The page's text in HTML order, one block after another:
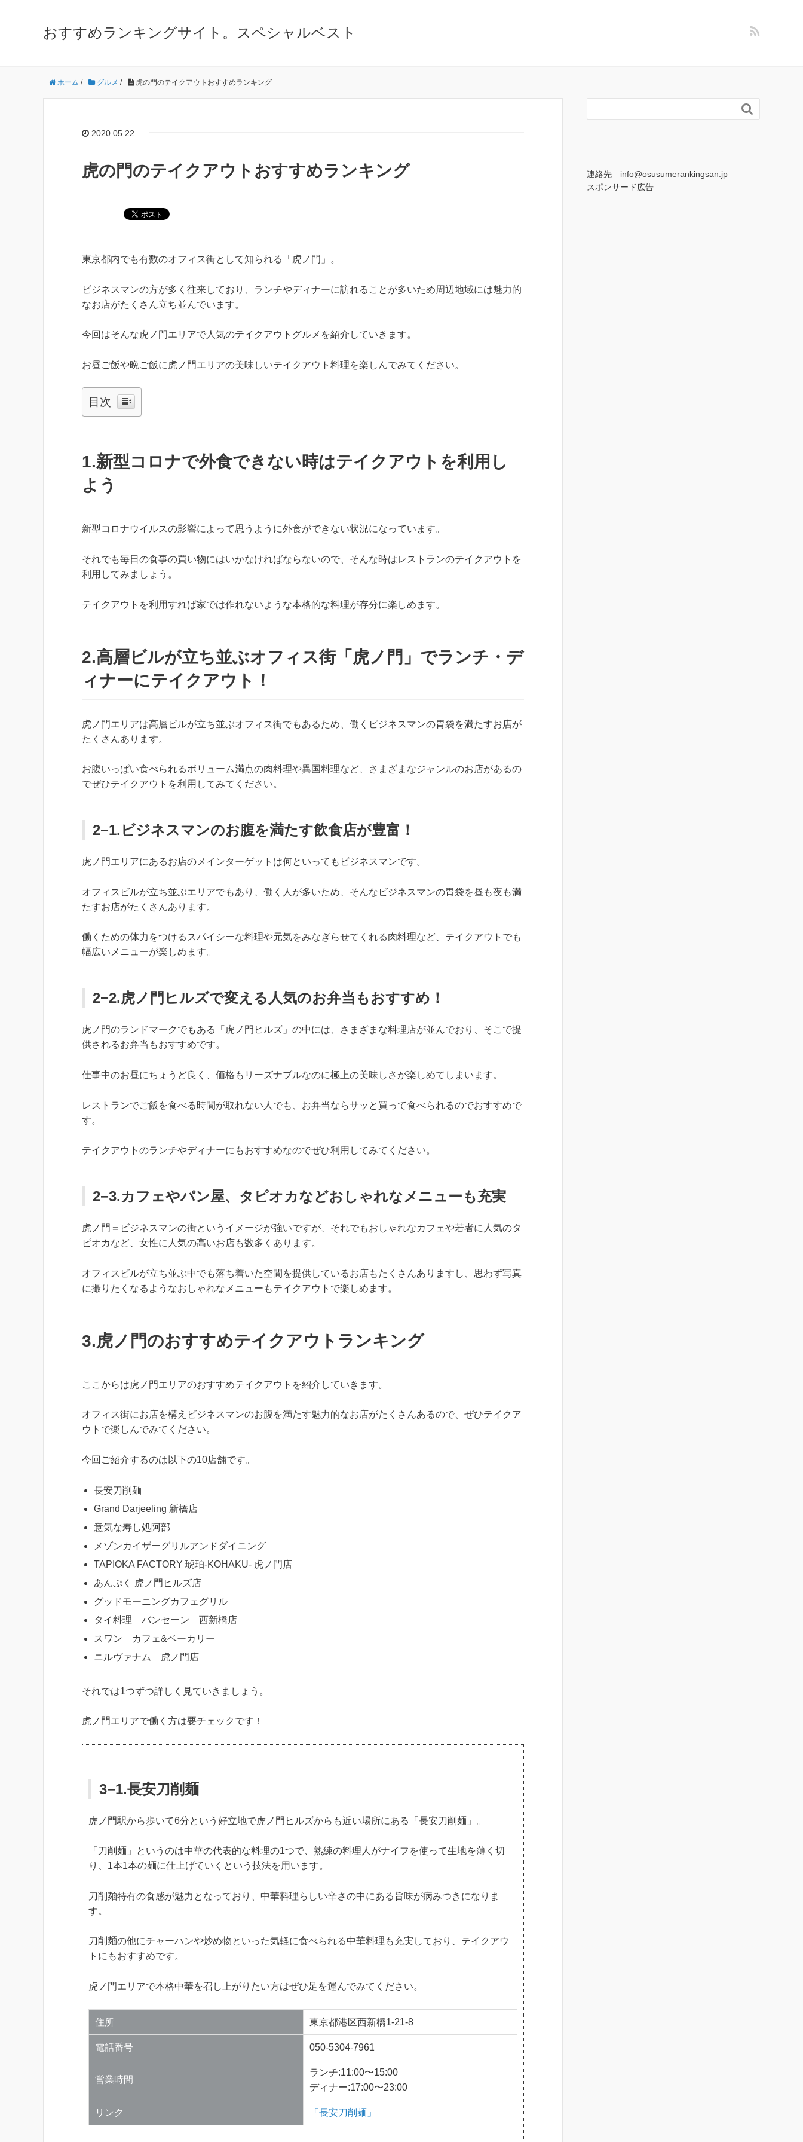
おすすめランキングサイト。スペシャルベスト
ホーム / グルメ / 虎の門のテイクアウトおすすめランキング
2020.05.22
虎の門のテイクアウトおすすめランキング
東京都内でも有数のオフィス街として知られる「虎ノ門」。
ビジネスマンの方が多く往来しており、ランチやディナーに訪れることが多いため周辺地域には魅力的
なお店がたくさん立ち並んでいます。
今回はそんな虎ノ門エリアで人気のテイクアウトグルメを紹介していきます。
お昼ご飯や晩ご飯に虎ノ門エリアの美味しいテイクアウト料理を楽しんでみてください。
目次
1.新型コロナで外食できない時はテイクアウトを利用し
よう
新型コロナウイルスの影響によって思うように外食ができない状況になっています。
それでも毎日の食事の買い物にはいかなければならないので、そんな時はレストランのテイクアウトを
利用してみましょう。
テイクアウトを利用すれば家では作れないような本格的な料理が存分に楽しめます。
2.高層ビルが立ち並ぶオフィス街「虎ノ門」でランチ・デ
ィナーにテイクアウト！
虎ノ門エリアは高層ビルが立ち並ぶオフィス街でもあるため、働くビジネスマンの胃袋を満たすお店が
たくさんあります。
お腹いっぱい食べられるボリューム満点の肉料理や異国料理など、さまざまなジャンルのお店があるの
でぜひテイクアウトを利用してみてください。
2−1.ビジネスマンのお腹を満たす飲食店が豊富！
虎ノ門エリアにあるお店のメインターゲットは何といってもビジネスマンです。
オフィスビルが立ち並ぶエリアでもあり、働く人が多いため、そんなビジネスマンの胃袋を昼も夜も満
たすお店がたくさんあります。
働くための体力をつけるスパイシーな料理や元気をみなぎらせてくれる肉料理など、テイクアウトでも
幅広いメニューが楽しめます。
2−2.虎ノ門ヒルズで変える人気のお弁当もおすすめ！
虎ノ門のランドマークでもある「虎ノ門ヒルズ」の中には、さまざまな料理店が並んでおり、そこで提
供されるお弁当もおすすめです。
仕事中のお昼にちょうど良く、価格もリーズナブルなのに極上の美味しさが楽しめてしまいます。
レストランでご飯を食べる時間が取れない人でも、お弁当ならサッと買って食べられるのでおすすめで
す。
テイクアウトのランチやディナーにもおすすめなのでぜひ利用してみてください。
2−3.カフェやパン屋、タピオカなどおしゃれなメニューも充実
虎ノ門＝ビジネスマンの街というイメージが強いですが、それでもおしゃれなカフェや若者に人気のタ
ピオカなど、女性に人気の高いお店も数多くあります。
オフィスビルが立ち並ぶ中でも落ち着いた空間を提供しているお店もたくさんありますし、思わず写真
に撮りたくなるようなおしゃれなメニューもテイクアウトで楽しめます。
3.虎ノ門のおすすめテイクアウトランキング
ここからは虎ノ門エリアのおすすめテイクアウトを紹介していきます。
オフィス街にお店を構えビジネスマンのお腹を満たす魅力的なお店がたくさんあるので、ぜひテイクア
ウトで楽しんでみてください。
今回ご紹介するのは以下の10店舗です。
長安刀削麺
Grand Darjeeling 新橋店
意気な寿し処阿部
メゾンカイザーグリルアンドダイニング
TAPIOKA FACTORY 琥珀-KOHAKU- 虎ノ門店
あんぷく 虎ノ門ヒルズ店
グッドモーニングカフェグリル
タイ料理 バンセーン 西新橋店
スワン カフェ&ベーカリー
ニルヴァナム 虎ノ門店
それでは1つずつ詳しく見ていきましょう。
虎ノ門エリアで働く方は要チェックです！
3−1.長安刀削麺
虎ノ門駅から歩いて6分という好立地で虎ノ門ヒルズからも近い場所にある「長安刀削麺」。
「刀削麺」というのは中華の代表的な料理の1つで、熟練の料理人がナイフを使って生地を薄く切
り、1本1本の麺に仕上げていくという技法を用います。
刀削麺特有の食感が魅力となっており、中華料理らしい辛さの中にある旨味が病みつきになりま
す。
刀削麺の他にチャーハンや炒め物といった気軽に食べられる中華料理も充実しており、テイクアウ
トにもおすすめです。
虎ノ門エリアで本格中華を召し上がりたい方はぜひ足を運んでみてください。
住所 東京都港区西新橋1-21-8
電話番号 050-5304-7961
営業時間
ランチ:11:00〜15:00
ディナー:17:00〜23:00
リンク 「長安刀削麺」

連絡先 info@osusumerankingsan.jp
スポンサード広告